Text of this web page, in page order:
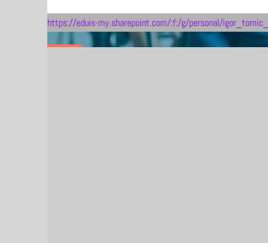
https://eduis-my.sharepoint.com/:f:/g/personal/